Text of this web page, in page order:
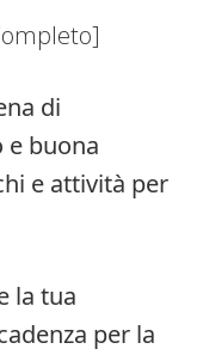
di
e buona
e attività per
la tua
per la